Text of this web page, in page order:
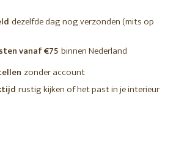
dezelfde dag nog verzonden (mits op
vanaf €75 binnen Nederland
zonder account
rustig kijken of het past in je interieur